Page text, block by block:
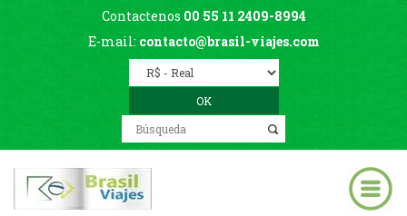
Contactenos 00 55 11 2409-8994
E-mail: contacto@brasil-viajes.com